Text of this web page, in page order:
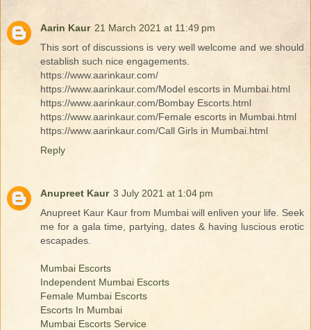
Aarin Kaur 21 March 2021 at 11:49 pm
This sort of discussions is very well welcome and we should
establish such nice engagements.
https://www.aarinkaur.com/
https://www.aarinkaur.com/Model escorts in Mumbai.html
https://www.aarinkaur.com/Bombay Escorts.html
https://www.aarinkaur.com/Female escorts in Mumbai.html
https://www.aarinkaur.com/Call Girls in Mumbai.html
Reply
Anupreet Kaur 3 July 2021 at 1:04 pm
Anupreet Kaur Kaur from Mumbai will enliven your life. Seek
me for a gala time, partying, dates & having luscious erotic
escapades.
Mumbai Escorts
Independent Mumbai Escorts
Female Mumbai Escorts
Escorts In Mumbai
Mumbai Escorts Service